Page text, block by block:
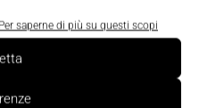
Per saperne di più su questi scopi